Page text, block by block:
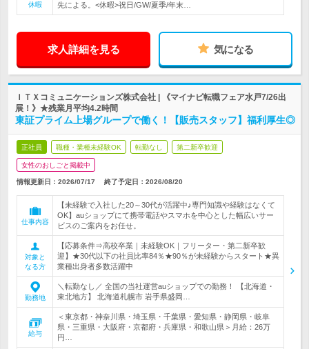
休暇
先による。<休暇>祝日/GW/夏季/年末…
求人詳細を見る 気になる
ＩＴＸコミュニケーションズ株式会社 | 《マイナビ転職フェア水戸7/26出
展！》★残業月平均4.2時間
東証プライム上場グループで働く！【販売スタッフ】福利厚生◎
正社員 職種・業種未経験OK 転勤なし 第二新卒歓迎
女性のおしごと掲載中
情報更新日：2026/07/17 終了予定日： 2026/08/20
仕事内容
【未経験で入社した20～30代が活躍中♪専門知識や経験はなくて
OK】auショップにて携帯電話やスマホを中心とした幅広いサー
ビスのご案内をお任せ。
対象と
なる方
【応募条件⇒高校卒業｜未経験OK｜フリーター・第二新卒歓
迎】★30代以下の社員比率84％★90％が未経験からスタート★異
業種出身者多数活躍中
勤務地
＼転勤なし／ 全国の当社運営auショップでの勤務！ 【北海道・
東北地方】 北海道札幌市 岩手県盛岡…
給与
＜東京都・神奈川県・埼玉県・千葉県・愛知県・静岡県・岐阜
県・三重県・大阪府・京都府・兵庫県・和歌山県＞月給：26万
円…